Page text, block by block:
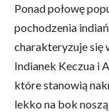
Ponad połowę
pochodzenia
charakteryzuje się
Indianek Keczua i
które stanowią
lekko na bok